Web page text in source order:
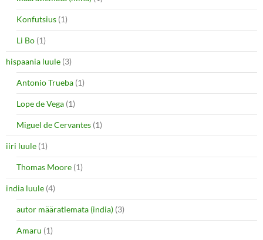
Konfutsius (1)
Li Bo (1)
hispaania luule (3)
Antonio Trueba (1)
Lope de Vega (1)
Miguel de Cervantes (1)
iiri luule (1)
Thomas Moore (1)
india luule (4)
autor määratlemata (india) (3)
Amaru (1)